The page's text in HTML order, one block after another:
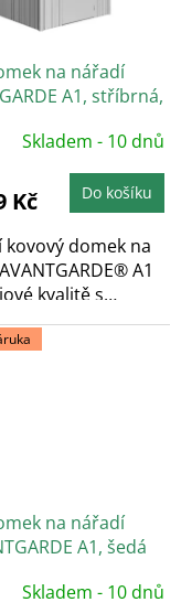
na nářadí
A1, stříbrná,
Skladem - 10 dnů
Kč Do košíku
kovový domek na
A1
kvalitě s
na nářadí
A1, šedá
dveře
Skladem - 10 dnů